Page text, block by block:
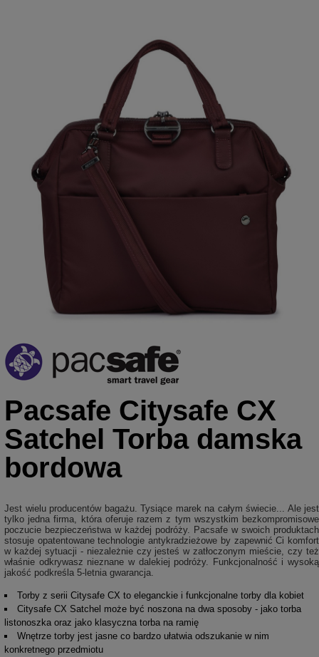
Pacsafe Citysafe CX
Satchel Torba damska
bordowa
Jest wielu producentów bagażu. Tysiące marek na całym świecie... Ale jest
tylko jedna firma, która oferuje razem z tym wszystkim bezkompromisowe
poczucie bezpieczeństwa w każdej podróży. Pacsafe w swoich produktach
stosuje opatentowane technologie antykradzieżowe by zapewnić Ci komfort
w każdej sytuacji - niezależnie czy jesteś w zatłoczonym mieście, czy też
właśnie odkrywasz nieznane w dalekiej podróży. Funkcjonalność i wysoką
jakość podkreśla 5-letnia gwarancja.
Torby z serii Citysafe CX to eleganckie i funkcjonalne torby dla kobiet
Citysafe CX Satchel może być noszona na dwa sposoby - jako torba
listonoszka oraz jako klasyczna torba na ramię
Wnętrze torby jest jasne co bardzo ułatwia odszukanie w nim
konkretnego przedmiotu